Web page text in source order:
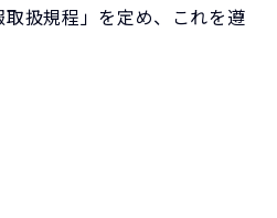
扱規程」を定め、これを遵